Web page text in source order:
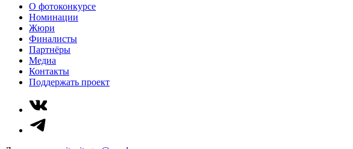
О фотоконкурсе
Номинации
Жюри
Финалисты
Партнёры
Медиа
Контакты
Поддержать проект